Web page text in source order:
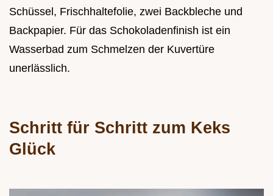
Schüssel, Frischhaltefolie, zwei Backbleche und
Backpapier. Für das Schokoladenfinish ist ein
Wasserbad zum Schmelzen der Kuvertüre
unerlässlich.
Schritt für Schritt zum Keks
Glück